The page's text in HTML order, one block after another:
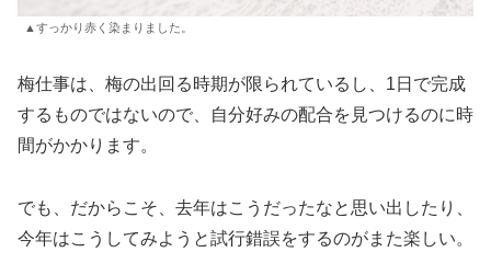
▲すっかり赤く染まりました。
梅仕事は、梅の出回る時期が限られているし、1日で完成
するものではないので、自分好みの配合を見つけるのに時
間がかかります。
でも、だからこそ、去年はこうだったなと思い出したり、
今年はこうしてみようと試行錯誤をするのがまた楽しい。